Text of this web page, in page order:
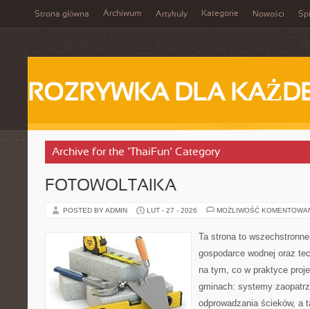
Strona główna Archiwum Artykuły Kategorie Nowości
ROZRYWKA DLA
Archive for the ‘ThaiFun’ Category
FOTOWOLTAIKA
POSTED BY ADMIN LUT - 27 - 2026 MOŻLIWOŚĆ
Ta strona to
gospodarce wodnej oraz
na tym, co w praktyce
gminach: systemy
odprowadzania ścieków, a